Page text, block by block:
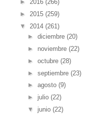
► 2016 (266)
► 2015 (259)
▼ 2014 (261)
► diciembre (20)
► noviembre (22)
► octubre (28)
► septiembre (23)
► agosto (9)
► julio (22)
▼ junio (22)